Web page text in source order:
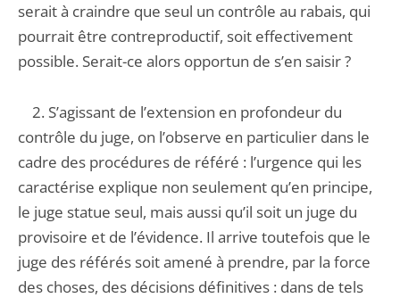
serait à craindre que seul un contrôle au rabais, qui
pourrait être contreproductif, soit effectivement
possible. Serait-ce alors opportun de s’en saisir ?
2. S’agissant de l’extension en profondeur du
contrôle du juge, on l’observe en particulier dans le
cadre des procédures de référé : l’urgence qui les
caractérise explique non seulement qu’en principe,
le juge statue seul, mais aussi qu’il soit un juge du
provisoire et de l’évidence. Il arrive toutefois que le
juge des référés soit amené à prendre, par la force
des choses, des décisions définitives : dans de tels